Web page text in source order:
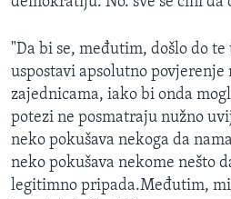
"Da bi se, međutim, došlo do te
uspostavi apsolutno
zajednicama, iako bi onda
potezi ne posmatraju nužno
neko pokušava nekoga da
neko pokušava nekome nešto
legitimno pripada.Međutim, mi